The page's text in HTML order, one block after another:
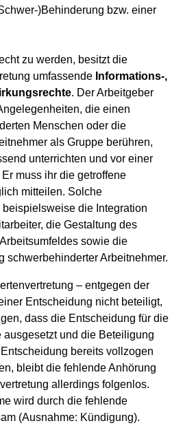
)Behinderung bzw. einer
zu werden, besitzt die
umfassende Informations-,
. Der Arbeitgeber
die einen
Menschen oder die
als Gruppe berühren,
unterrichten und vor einer
muss ihr die getroffene
mitteilen. Solche
beispielsweise die Integration
die Gestaltung des
sowie die
schwerbehinderter Arbeitnehmer.
– entgegen der
Entscheidung nicht beteiligt,
dass die Entscheidung für die
ausgesetzt und die Beteiligung
bereits vollzogen
bleibt die fehlende Anhörung
allerdings folgenlos.
wird durch die fehlende
(Ausnahme: Kündigung).